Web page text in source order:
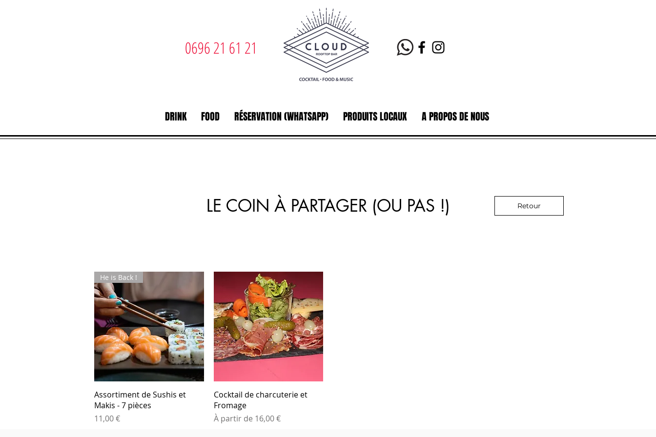
0696 21 61 21
DRINK FOOD RÉSERVATION (WHATSAPP) PRODUITS LOCAUX A PROPOS DE NOUS
LE COIN À PARTAGER (OU PAS !) Retour
He is Back !
Assortiment de Sushis et
Makis - 7 pièces
Prix
11,00 €
Cocktail de charcuterie et
Fromage
À partir de 16,00 €
Prix promotionnel